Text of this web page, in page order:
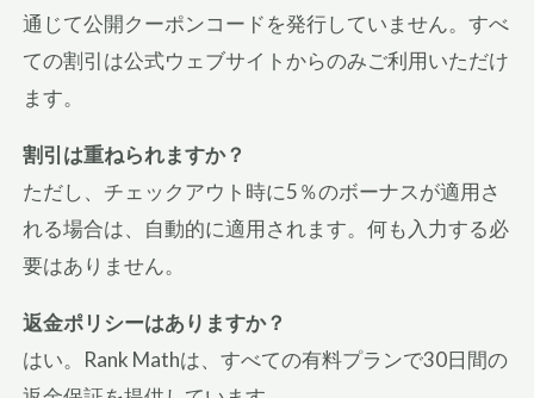
通じて公開クーポンコードを発行していません。すべ
ての割引は公式ウェブサイトからのみご利用いただけ
ます。
割引は重ねられますか？
ただし、チェックアウト時に5％のボーナスが適用さ
れる場合は、自動的に適用されます。何も入力する必
要はありません。
返金ポリシーはありますか？
はい。Rank Mathは、すべての有料プランで30日間の